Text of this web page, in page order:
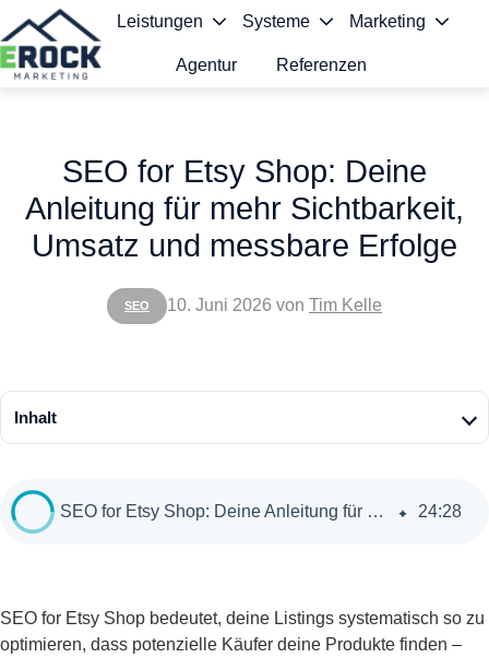
Leistungen Systeme Marketing
Agentur Referenzen
SEO
SEO for Etsy Shop: Deine
Anleitung für mehr Sichtbarkeit,
Umsatz und messbare Erfolge
10. Juni 2026 von Tim Kelle
Inhalt
SEO for Etsy Shop: Deine Anleitung für mehr Sichtbarkeit, Umsatz und messbare Erfolge 24:28
SEO for Etsy Shop bedeutet, deine Listings systematisch so zu
optimieren, dass potenzielle Käufer deine Produkte finden –